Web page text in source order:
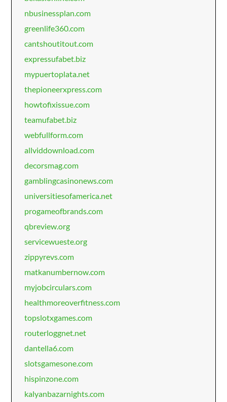
nbusinessplan.com
greenlife360.com
cantshoutitout.com
expressufabet.biz
mypuertoplata.net
thepioneerxpress.com
howtofixissue.com
teamufabet.biz
webfullform.com
allviddownload.com
decorsmag.com
gamblingcasinonews.com
universitiesofamerica.net
progameofbrands.com
qbreview.org
servicewueste.org
zippyrevs.com
matkanumbernow.com
myjobcirculars.com
healthmoreoverfitness.com
topslotxgames.com
routerloggnet.net
dantella6.com
slotsgamesone.com
hispinzone.com
kalyanbazarnights.com